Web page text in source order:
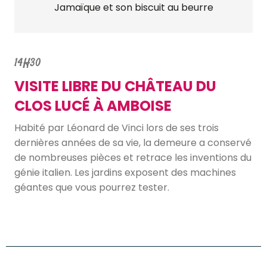
Jamaïque et son biscuit au beurre
14H30
VISITE LIBRE DU CHÂTEAU DU
CLOS LUCÉ À AMBOISE
Habité par Léonard de Vinci lors de ses trois
dernières années de sa vie, la demeure a conservé
de nombreuses pièces et retrace les inventions du
génie italien. Les jardins exposent des machines
géantes que vous pourrez tester.